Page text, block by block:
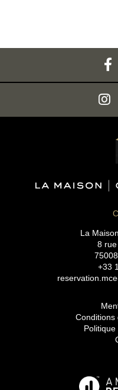
La
8
+33
Conditions